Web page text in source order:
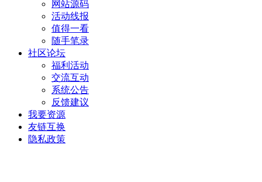
网站源码
活动线报
值得一看
随手笔录
社区论坛
福利活动
交流互动
系统公告
反馈建议
我要资源
友链互换
隐私政策